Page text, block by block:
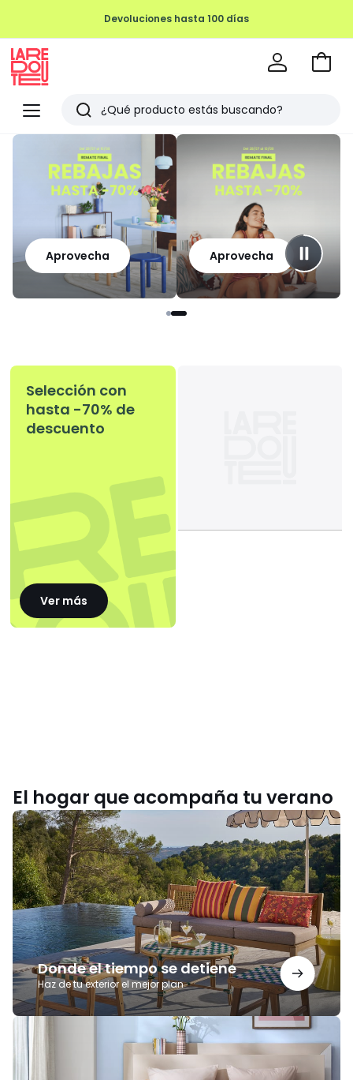
Devoluciones hasta 100 días
Menu
Redoute
Buscar
Últimos
artículos
vistos
Ir
Aprovecha Aprovecha
Selección con
hasta -70% de
descuento
Ver más
El hogar que acompaña tu verano
Donde el tiempo se detiene
Haz de tu exterior el mejor plan
Donde
el
tiempo
se
detiene
Noches
para
recordar